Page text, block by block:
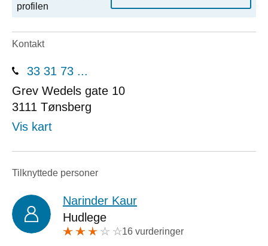
profilen
Kontakt
33 31 73 ...
Grev Wedels gate 10
3111 Tønsberg
Vis kart
Tilknyttede personer
Narinder Kaur
Hudlege
16 vurderinger